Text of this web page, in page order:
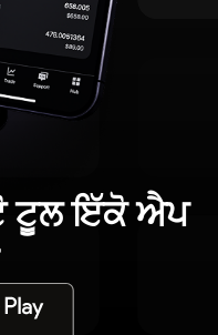
ਟੂਲ ਇੱਕੋ ਐਪ